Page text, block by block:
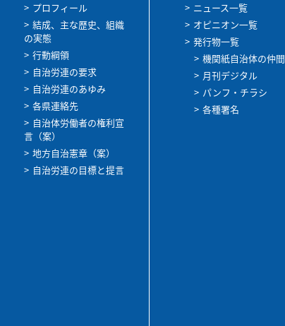
プロフィール
結成、主な歴史、組織
の実態
行動綱領
自治労連の要求
自治労連のあゆみ
各県連絡先
自治体労働者の権利宣
言（案）
地方自治憲章（案）
自治労連の目標と提言
ニュース一覧
オピニオン一覧
発行物一覧
機関紙自治体の仲間
月刊デジタル
パンフ・チラシ
各種署名